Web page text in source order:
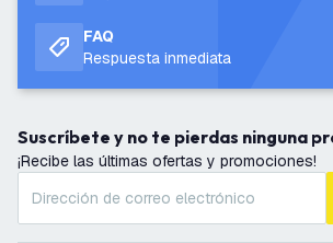
FAQ
Respuesta inmediata
Suscríbete y no te pierdas ninguna
¡Recibe las últimas ofertas y promociones!